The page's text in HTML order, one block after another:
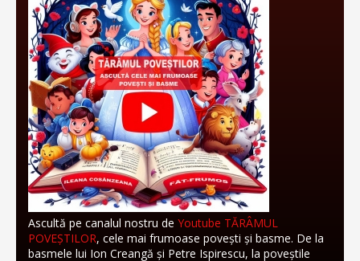
Ascultă pe canalul nostru de Youtube TĂRÂMUL
POVEȘTILOR, cele mai frumoase povești și basme. De la
basmele lui Ion Creangă și Petre Ispirescu, la poveștile